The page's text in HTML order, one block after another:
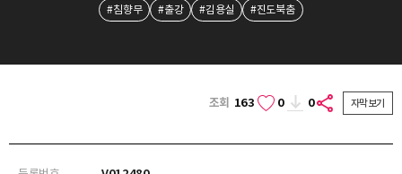
#침향무
#출강 #김용실 #진도북춤
조회 163 0 0 자막보기